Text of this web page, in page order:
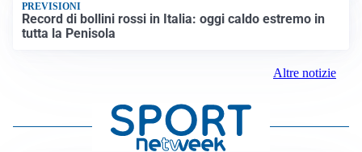
PREVISIONI
Record di bollini rossi in Italia: oggi caldo estremo in
tutta la Penisola
Altre notizie